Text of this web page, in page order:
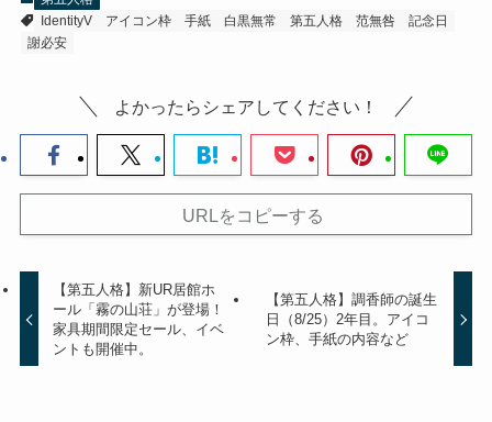
IdentityV
アイコン枠 手紙 白黒無常 第五人格 范無咎
記念日
謝必安
よかったらシェアしてください！
URLをコピーする
【第五人格】新UR居館ホ
ール「霧の山荘」が登場！
家具期間限定セール、イベ
ントも開催中。
【第五人格】調香師の誕生
日（8/25）2年目。アイコ
ン枠、手紙の内容など